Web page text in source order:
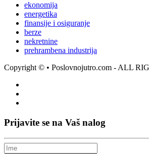
ekonomija
energetika
finansije i osiguranje
berze
nekretnine
prehrambena industrija
Copyright © • Poslovnojutro.com - ALL
Prijavite se na Vaš nalog